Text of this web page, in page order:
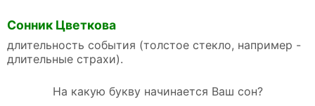
Сонник Цветкова
длительность события (толстое стекло, например -
длительные страхи).
На какую букву начинается Ваш сон?